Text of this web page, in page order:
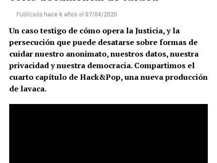
Publicada hace 6 años el 07/04/2020
Un caso testigo de cómo opera la Justicia, y la
persecución que puede desatarse sobre formas de
cuidar nuestro anonimato, nuestros datos, nuestra
privacidad y nuestra democracia. Compartimos el
cuarto capítulo de Hack&Pop, una nueva producción
de lavaca.